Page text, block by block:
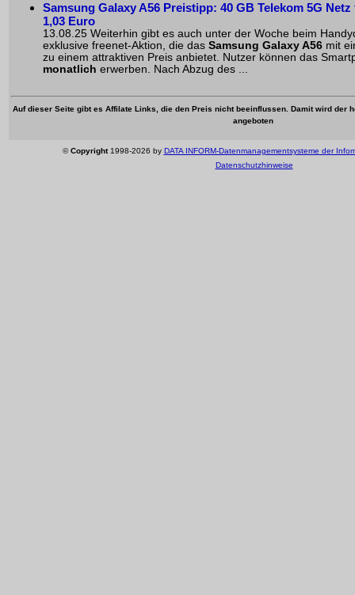
Samsung Galaxy A56 Preistipp: 40 GB Telekom 5G
1,03 Euro
13.08.25 Weiterhin gibt es auch unter der Woche beim
exklusive freenet-Aktion, die das Samsung Galaxy A56 mit
zu einem attraktiven Preis anbietet. Nutzer können das
monatlich erwerben. Nach Abzug des ...
Auf dieser Seite gibt es Affilate Links, die den Preis nicht beeinflussen. Damit wird der
angeboten
©Copyright1998-2026 by DATA INFORM-Datenmanagementsysteme der
Datenschutzhinweise